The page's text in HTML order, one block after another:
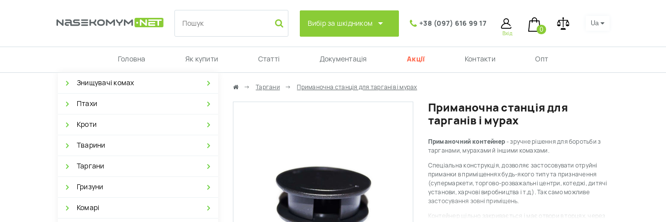
Вибір за шкідником +38 (097) 616 99 17
Вхід
0
Ua
Головна Як купити Статті Документація Акції Контакти Опт
Знищувачі комах
Птахи
Кроти
Тварини
Таргани
Гризуни
Комарі
Таргани Приманочна станція для тарганів і мурах
Приманочна станція для
тарганів і мурах
Приманочний контейнер- зручне рішення для боротьби з
тарганами, мурахами й іншими комахами.
Спеціальна конструкція, дозволяє застосовувати отруйні
приманки в приміщеннях будь-якого типу та призначення
(супермаркети, торгово-розважальні центри, котеджі, дитячі
установи, харчові виробництва і т.д.). Так само можливе
застосування зовні приміщень.
Контейнер щільно закривається і має отвори в торцях, через